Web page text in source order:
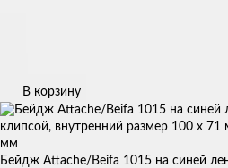
В корзину
Бейдж Attache/Beifa 1015 на синей